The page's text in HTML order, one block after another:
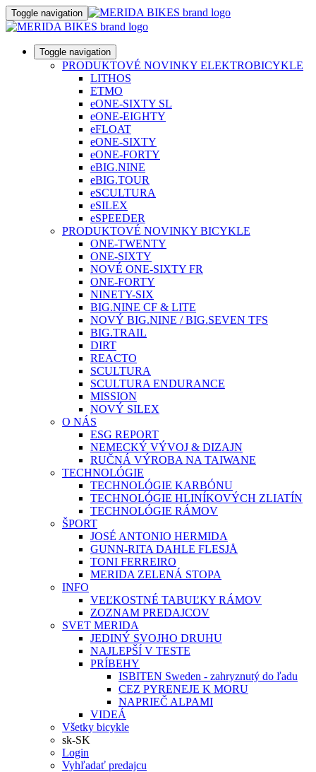
Toggle navigation
Toggle navigation
PRODUKTOVÉ NOVINKY ELEKTROBICYKLE
LITHOS
ETMO
eONE-SIXTY SL
eONE-EIGHTY
eFLOAT
eONE-SIXTY
eONE-FORTY
eBIG.NINE
eBIG.TOUR
eSCULTURA
eSILEX
eSPEEDER
PRODUKTOVÉ NOVINKY BICYKLE
ONE-TWENTY
ONE-SIXTY
NOVÉ ONE-SIXTY FR
ONE-FORTY
NINETY-SIX
BIG.NINE CF & LITE
NOVÝ BIG.NINE / BIG.SEVEN TFS
BIG.TRAIL
DIRT
REACTO
SCULTURA
SCULTURA ENDURANCE
MISSION
NOVÝ SILEX
O NÁS
ESG REPORT
NEMECKÝ VÝVOJ & DIZAJN
RUČNÁ VÝROBA NA TAIWANE
TECHNOLÓGIE
TECHNOLÓGIE KARBÓNU
TECHNOLÓGIE HLINÍKOVÝCH ZLIATÍN
TECHNOLÓGIE RÁMOV
ŠPORT
JOSÉ ANTONIO HERMIDA
GUNN-RITA DAHLE FLESJÅ
TONI FERREIRO
MERIDA ZELENÁ STOPA
INFO
VEĽKOSTNÉ TABUĽKY RÁMOV
ZOZNAM PREDAJCOV
SVET MERIDA
JEDINÝ SVOJHO DRUHU
NAJLEPŠÍ V TESTE
PRÍBEHY
ISBITEN Sweden - zahryznutý do ľadu
CEZ PYRENEJE K MORU
NAPRIEČ ALPAMI
VIDEÁ
Všetky bicykle
sk-SK
Login
Vyhľadať predajcu